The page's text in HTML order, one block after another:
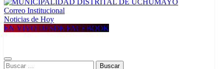
MUNICIPALIDAD
Construyendo una nueva Historia
Correo Institucional
Noticias de Hoy
EN VIVO DESDE FACEBOOK
Buscar: